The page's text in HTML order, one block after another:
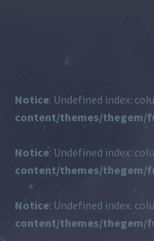
Notice: Undefined index:
content/themes/thegem/
Notice: Undefined index:
content/themes/thegem/
Notice: Undefined index:
content/themes/thegem/